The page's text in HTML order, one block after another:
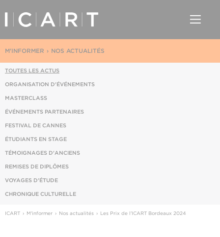
NOS ACTUALITÉS
M'INFORMER
TOUTES LES ACTUS
ORGANISATION D'ÉVÉNEMENTS
MASTERCLASS
ÉVÉNEMENTS PARTENAIRES
FESTIVAL DE CANNES
ÉTUDIANTS EN STAGE
TÉMOIGNAGES D'ANCIENS
REMISES DE DIPLÔMES
VOYAGES D'ÉTUDE
CHRONIQUE CULTURELLE
ICART M'informer Nos actualités Les Prix de l’ICART Bordeaux 2024